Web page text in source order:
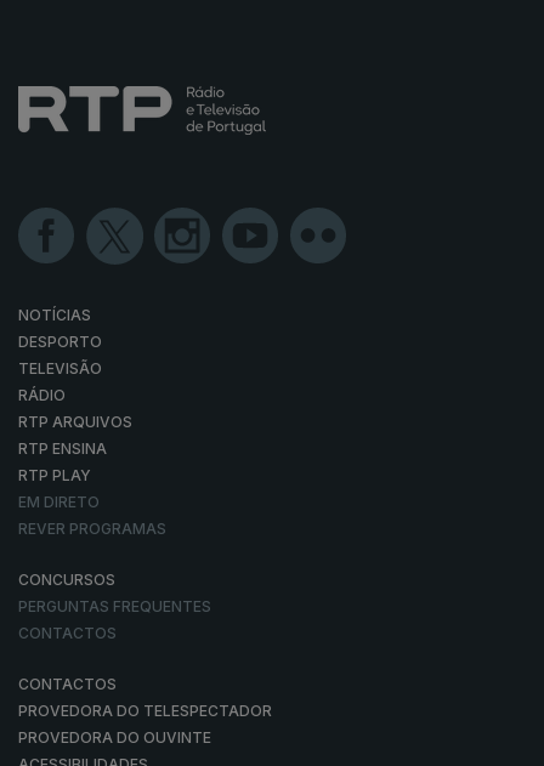
NOTÍCIAS
DESPORTO
TELEVISÃO
RÁDIO
RTP ARQUIVOS
RTP ENSINA
RTP PLAY
EM DIRETO
REVER PROGRAMAS
CONCURSOS
PERGUNTAS FREQUENTES
CONTACTOS
CONTACTOS
PROVEDORA DO TELESPECTADOR
PROVEDORA DO OUVINTE